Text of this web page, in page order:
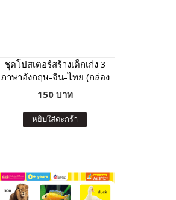
ชุดโปสเตอร์สร้างเด็กเก่ง 3
ภาษาอังกฤษ-จีน-ไทย (กล่อง
น้ำเงิน)
150 บาท
หยิบใส่ตะกร้า